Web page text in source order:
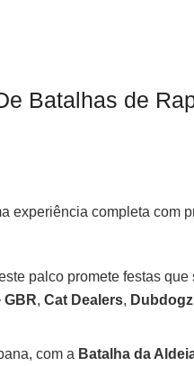
Batalhas de
experiência completa com
palco promete festas que
GBR,Cat Dealers, Dubdogz
com a Batalha da